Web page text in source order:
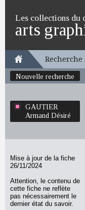
Les collections du
arts
Recherche
Nouvelle recherche
GAUTIER
Armand Désiré
Mise à jour de la fiche
26/11/2024
Attention, le contenu de
cette fiche ne reflète
pas nécessairement le
dernier état du savoir.